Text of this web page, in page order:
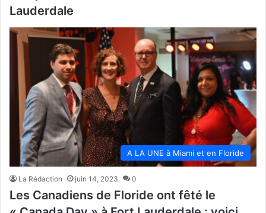
Lauderdale
A LA UNE à Miami et en Floride
La Rédaction juin 14, 2023 0
Les Canadiens de Floride ont fêté le